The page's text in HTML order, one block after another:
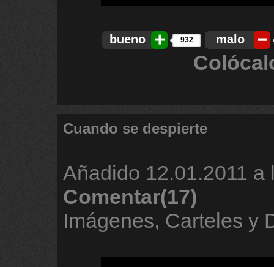
bueno 932 malo
Cuando se despierte
Añadido 12.01.2011 a
Comentar(17)
Imágenes, Carteles y